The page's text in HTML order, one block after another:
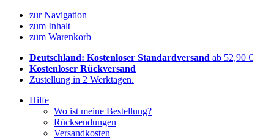
zur Navigation
zum Inhalt
zum Warenkorb
Deutschland: Kostenloser Standardversand ab 52,90 €
Kostenloser Rückversand
Zustellung in 2 Werktagen.
Hilfe
Wo ist meine Bestellung?
Rücksendungen
Versandkosten